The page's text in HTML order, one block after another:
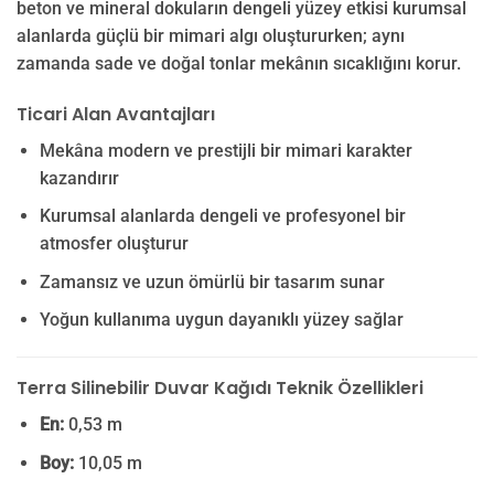
beton ve mineral dokuların dengeli yüzey etkisi kurumsal
alanlarda güçlü bir mimari algı oluştururken; aynı
zamanda sade ve doğal tonlar mekânın sıcaklığını korur.
Ticari Alan Avantajları
Mekâna modern ve prestijli bir mimari karakter
kazandırır
Kurumsal alanlarda dengeli ve profesyonel bir
atmosfer oluşturur
Zamansız ve uzun ömürlü bir tasarım sunar
Yoğun kullanıma uygun dayanıklı yüzey sağlar
Terra Silinebilir Duvar Kağıdı Teknik Özellikleri
En:0,53 m
Boy:10,05 m